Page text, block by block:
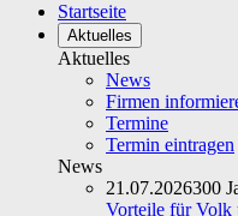
Startseite
Aktuelles
Aktuelles
News
Firmen
Termine
Termin eintragen
News
21.07.2026300
Vorteile für Volk